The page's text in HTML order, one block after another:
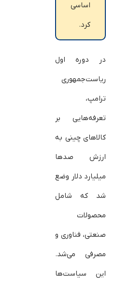
اساسی
کرد.
در دوره اول
ریاست‌جمهوری
ترامپ،
تعرفه‌هایی بر
کالاهای چینی به
ارزش صدها
میلیارد دلار وضع
شد که شامل
محصولات
صنعتی، فناوری و
مصرفی می‌شد.
این سیاست‌ها